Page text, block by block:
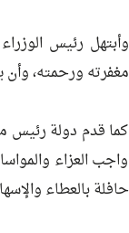
وأبتهل رئيس
مغفرته ورحمته، وأن
كما قدم دولة رئيس
واجب العزاء
حافلة بالعطاء